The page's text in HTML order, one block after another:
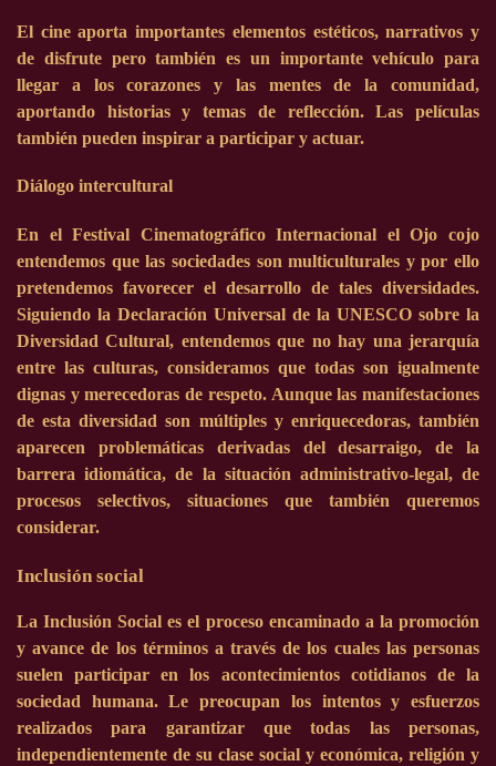
El cine aporta importantes elementos estéticos, narrativos y
de disfrute pero también es un importante vehículo para
llegar a los corazones y las mentes de la comunidad,
aportando historias y temas de reflección. Las películas
también pueden inspirar a participar y actuar.
Diálogo intercultural
En el Festival Cinematográfico Internacional el Ojo cojo
entendemos que las sociedades son multiculturales y por ello
pretendemos favorecer el desarrollo de tales diversidades.
Siguiendo la Declaración Universal de la UNESCO sobre la
Diversidad Cultural, entendemos que no hay una jerarquía
entre las culturas, consideramos que todas son igualmente
dignas y merecedoras de respeto. Aunque las manifestaciones
de esta diversidad son múltiples y enriquecedoras, también
aparecen problemáticas derivadas del desarraigo, de la
barrera idiomática, de la situación administrativo-legal, de
procesos selectivos, situaciones que también queremos
considerar.
Inclusión social
La Inclusión Social es el proceso encaminado a la promoción
y avance de los términos a través de los cuales las personas
suelen participar en los acontecimientos cotidianos de la
sociedad humana. Le preocupan los intentos y esfuerzos
realizados para garantizar que todas las personas,
independientemente de su clase social y económica, religión y